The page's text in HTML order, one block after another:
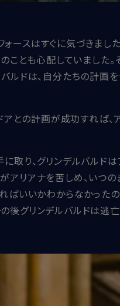
スはすぐに気づきまし
ことも心配していました
ルドは、自分たちの計
アとの計画が成功すれば
り、グリンデルバルドは
アリアナを苦しめ、いつ
いいかわからなかった
後グリンデルバルドは逃